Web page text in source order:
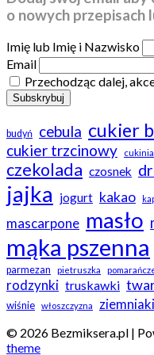
o nowych przepisach
Imię lub Imię i Nazwisko
Email
Przechodząc dalej,
budyń cebula cukier
cukier trzcinowy cukinia
czekolada czosnek
jajka jogurt kakao
mascarpone masło
mąka pszenna
parmezan pietruszka
rodzynki truskawki
wiśnie włoszczyzna ziemniaki
© 2026 Bezmiksera.pl |
theme